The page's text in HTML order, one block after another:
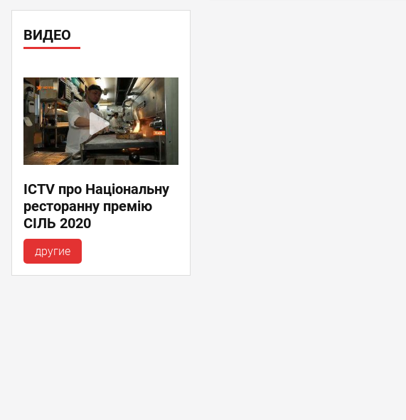
ВИДЕО
ICTV про Національну
ресторанну премію
СІЛЬ 2020
другие